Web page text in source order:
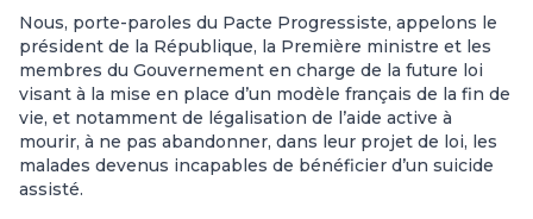
Nous, porte-paroles du Pacte Progressiste, appelons le
président de la République, la Première ministre et les
membres du Gouvernement en charge de la future loi
visant à la mise en place d’un modèle français de la fin de
vie, et notamment de légalisation de l’aide active à
mourir, à ne pas abandonner, dans leur projet de loi, les
malades devenus incapables de bénéficier d’un suicide
assisté.